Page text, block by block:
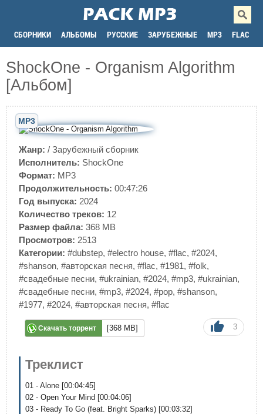
СБОРНИКИ АЛЬБОМЫ РУССКИЕ ЗАРУБЕЖНЫЕ MP3 FLAC
ShockOne - Organism Algorithm
[Альбом]
MP3
Жанр: / Зарубежный сборник
Исполнитель: ShockOne
Формат: MP3
Продолжительность: 00:47:26
Год выпуска: 2024
Количество треков: 12
Размер файла: 368 MB
Просмотров: 2513
Категории: #dubstep, #electro house, #flac, #2024,
#shanson, #авторская песня, #flac, #1981, #folk,
#свадебные песни, #ukrainian, #2024, #mp3, #ukrainian,
#свадебные песни, #mp3, #2024, #pop, #shanson,
#1977, #2024, #авторская песня, #flac
Скачать торрент [368 MB] 3
Треклист
01 - Alone [00:04:45]
02 - Open Your Mind [00:04:06]
03 - Ready To Go (feat. Bright Sparks) [00:03:32]